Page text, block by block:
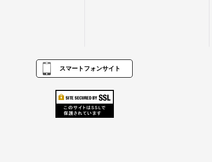
スマートフォンサイト